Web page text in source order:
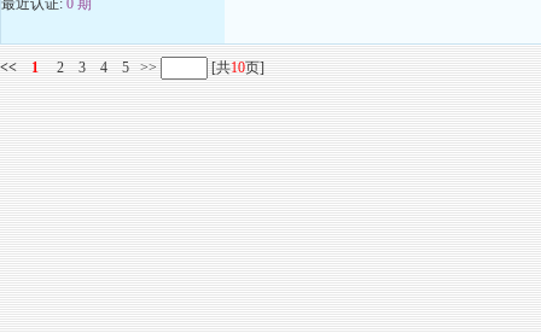
<< 1 2 3 4 5 >> [共10页]